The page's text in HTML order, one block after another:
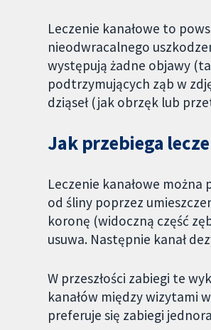
Leczenie kanałowe to
nieodwracalnego
występują żadne objawy
podtrzymujących ząb w
dziąseł (jak obrzęk lub
Jak przebiega
Leczenie kanałowe
od śliny poprzez
koronę (widoczną część
usuwa. Następnie kanał
W przeszłości zabiegi te
kanałów między wizytami
preferuje się zabiegi